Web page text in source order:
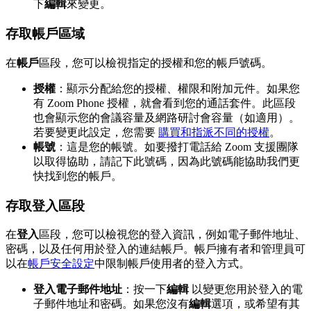
下編輯來變更。
存取帳戶區域
在帳戶區段，您可以檢視指定的授權和您的帳戶號碼。
授權 ：顯示分配給您的授權、權限和附加元件。如果您
有 Zoom Phone 授權，就會看到您的通話套件。此區段
也會顯示您的會議容量及網路研討會容量（如適用）。
若要變更此設定，您需要 購買和指派不同的授權。
帳號 ：這是您的帳號。如要撥打電話給 Zoom 支援團隊
以取得協助，請記下此號碼，因為此號碼能協助我們更
快找到您的帳戶。
存取登入區段
在登入 區段，您可以檢視您的登入資訊，例如電子郵件地址、
密碼，以及任何用於登入的連結帳戶。帳戶擁有者和管理員可
以在帳戶安全設定中限制帳戶使用者的登入方式。
登入電子郵件地址 ：按一下編輯以變更您用於登入的電
子郵件地址和密碼。如果您沒有編輯選項，或希望有其